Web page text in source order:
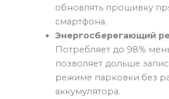
обновлять прошивку
смартфона.
Энергосберегающий
Потребляет до 98%
позволяет дольше
режиме парковки без
аккумулятора.